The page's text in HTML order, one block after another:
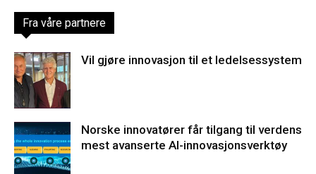
Fra våre partnere
Vil gjøre innovasjon til et ledelsessystem
Norske innovatører får tilgang til verdens
mest avanserte AI-innovasjonsverktøy